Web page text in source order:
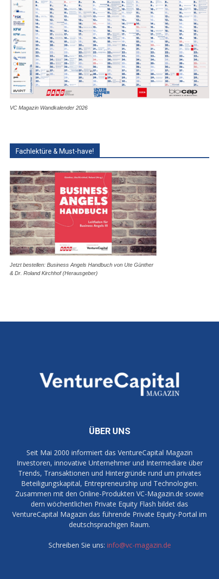
VC Magazin Wandkalender 2026
Fachlektüre & Must-have!
Jetzt bestellen: Business Angels Handbuch von Ute Günther
& Dr. Roland Kirchhof (Herausgeber)
ÜBER UNS
Seit Mai 2000 informiert das VentureCapital Magazin
Investoren, innovative Unternehmer und Intermediäre über
Trends, Transaktionen und Hintergründe rund um privates
Beteiligungskapital, Entrepreneurship und Technologien.
Zusammen mit den Online-Produkten VC-Magazin.de sowie
dem wöchentlichen Private Equity Flash bildet das
VentureCapital Magazin das führende Private Equity-Portal im
deutschsprachigen Raum.
Schreiben Sie uns: info@vc-magazin.de